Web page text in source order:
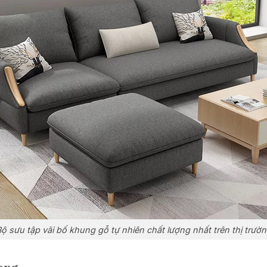
sưu tập vãi bố khung gỗ tự nhiên chất lượng nhất trên thị